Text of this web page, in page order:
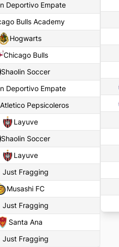
Deportivo Empate
Bulls Academy
Hogwarts
Chicago Bulls
Shaolin Soccer
Deportivo Empate
Pepsicoleros
Layuve
Shaolin Soccer
Layuve
Just Fragging
Musashi FC
Just Fragging
Santa Ana
Just Fragging